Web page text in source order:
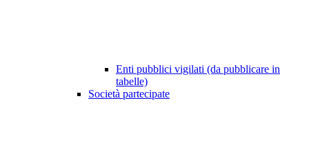
Enti pubblici vigilati (da pubblicare in
tabelle)
Società partecipate